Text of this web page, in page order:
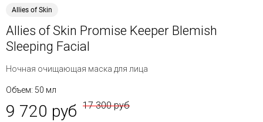
Allies of Skin
Allies of Skin Promise Keeper Blemish
Sleeping Facial
Ночная очищающая маска для лица
Объем: 50 мл
9 720 руб 17 300 руб